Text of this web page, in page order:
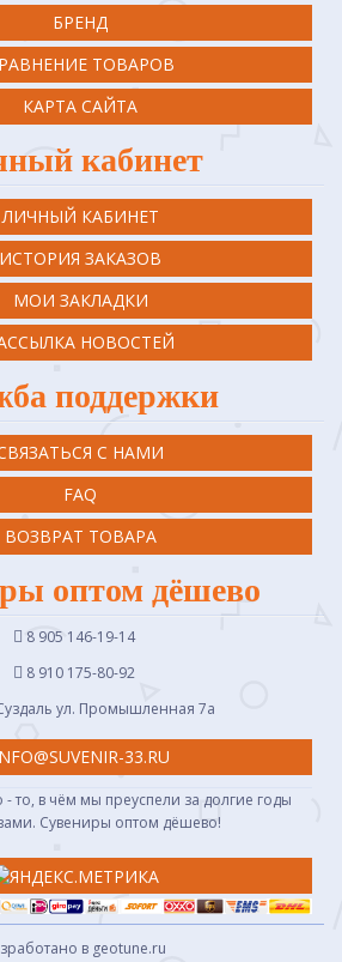
БРЕНД
ТОВАРОВ
КАРТА САЙТА
кабинет
ЛИЧНЫЙ КАБИНЕТ
ИСТОРИЯ ЗАКАЗОВ
МОИ ЗАКЛАДКИ
НОВОСТЕЙ
поддержки
С НАМИ
FAQ
ВОЗВРАТ ТОВАРА
оптом дёшево
8 905 146-19-14
8 910 175-80-92
ул. Промышленная 7a
33.RU
то, в чём мы преуспели за долгие годы
Сувениры оптом дёшево!
в geotune.ru